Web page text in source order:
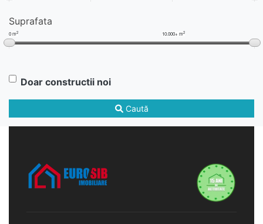
Suprafata
0 m2 10.000+ m2
Doar constructii noi
Caută